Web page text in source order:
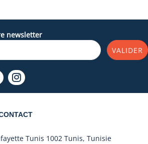
newsletter
VALIDER
Tunis 1002 Tunis, Tunisie